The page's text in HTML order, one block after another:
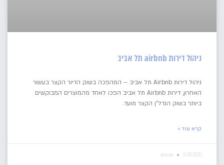
ניהול דירות airbnb תל אביב
ניהול דירות Airbnb תל אביב – המהפכה בשוק הדיור הקצר בעשור
האחרון, דירות Airbnb תל אביב הפכו לאחד מהמוצרים המבוקשים
ביותר בשוק הנדל"ן הקצר מועד.
קרא עוד »
15/05/2025 אין תגובות